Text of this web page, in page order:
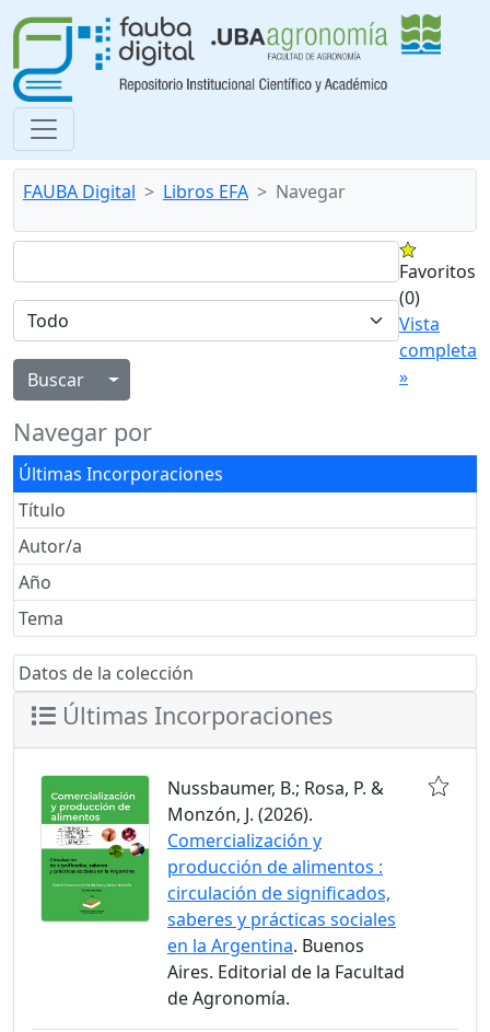
FAUBA Digital Libros EFA Navegar
Alternar menú desplegable
Favoritos
(0)
Vista
completa
»
Navegar por
Últimas Incorporaciones
Título
Autor/a
Año
Tema
Datos de la colección
Últimas Incorporaciones
Nussbaumer, B.; Rosa, P. &
Monzón, J. (2026).
Comercialización y
producción de alimentos :
circulación de significados,
saberes y prácticas sociales
en la Argentina. Buenos
Aires. Editorial de la Facultad
de Agronomía.